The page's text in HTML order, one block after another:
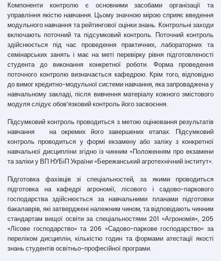
Компоненти контролю є основними засобами організації та
управління якістю навчання. Цьому значною мірою сприяє введення
модульного навчання та рейтингової оцінки знань. Контрольні заходи
включають поточний та підсумковий контроль. Поточний контроль
здійснюється під час проведення практичних, лабораторних та
семінарських занять і має на меті перевірку рівня підготовленості
студента до виконання конкретної роботи. Форма проведення
поточного контролю визначається кафедрою. Крім того, відповідно
до вимог кредитно-модульної системи навчання, яка запроваджена у
навчальному закладі, після вивчення матеріалу кожного змістового
модуля слідує обов’язковий контроль його засвоєння.
Підсумковий контроль проводиться з метою оцінювання результатів
навчання на окремих його завершених етапах. Підсумковий
контроль проводиться у формі екзамену або заліку з конкретної
навчальної дисципліни згідно із чинним «Положенням про екзамени
та заліки у ВП НУБіП України «Бережанський агротехнічний інститут».
Підготовка фахівців зі спеціальностей, за якими проводиться
підготовка на кафедрі агрономії, лісового і садово-паркового
господарства здійснюється за навчальними планами підготовки
бакалаврів, які затверджені належним чином, та відповідають чинним
стандартам вищої освіти за спеціальностями 201 «Агрономія», 205
«Лісове господарство» та 206 «Садово-паркове господарство» за
переліком дисциплін, кількістю годин та формами атестації якості
знань студентів освітньо-професійної програми.